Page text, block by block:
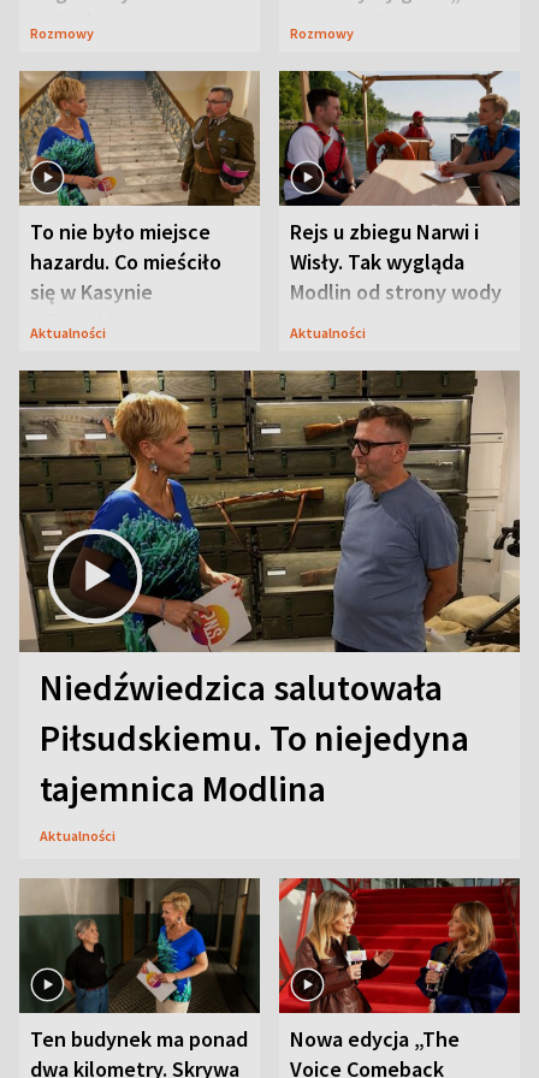
Waligórskiej-Lisieckiej.
Rozmowy
Maciusiu I”
Rozmowy
To nie było miejsce
hazardu. Co mieściło
się w Kasynie
Oficerskim?
Aktualności
Rejs u zbiegu Narwi i
Wisły. Tak wygląda
Modlin od strony wody
Aktualności
Niedźwiedzica salutowała
Piłsudskiemu. To niejedyna
tajemnica Modlina
Aktualności
Ten budynek ma ponad
dwa kilometry. Skrywa
Nowa edycja „The
Voice Comeback